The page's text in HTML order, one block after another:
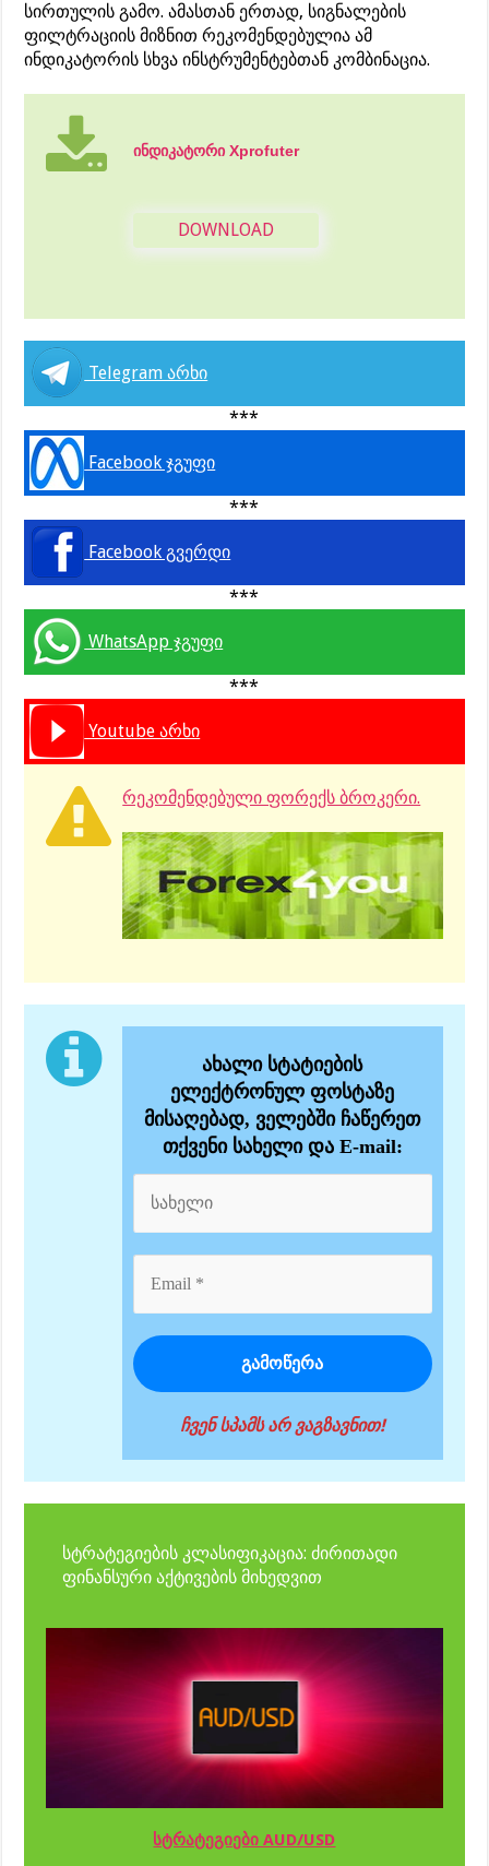
სირთულის გამო. ამასთან ერთად, სიგნალების
ფილტრაციის მიზნით რეკომენდებულია ამ
ინდიკატორის სხვა ინსტრუმენტებთან კომბინაცია.
ინდიკატორი Xprofuter
DOWNLOAD
Telegram არხი
***
Facebook ჯგუფი
***
Facebook გვერდი
***
WhatsApp ჯგუფი
***
Youtube არხი
რეკომენდებული ფორექს ბროკერი.
ახალი სტატიების
ელექტრონულ ფოსტაზე
მისაღებად, ველებში ჩაწერეთ
თქვენი სახელი და E-mail:
ჩვენ სპამს არ ვაგზავნით!
სტრატეგიების კლასიფიკაცია: ძირითადი
ფინანსური აქტივების მიხედვით
სტრატეგიები AUD/USD